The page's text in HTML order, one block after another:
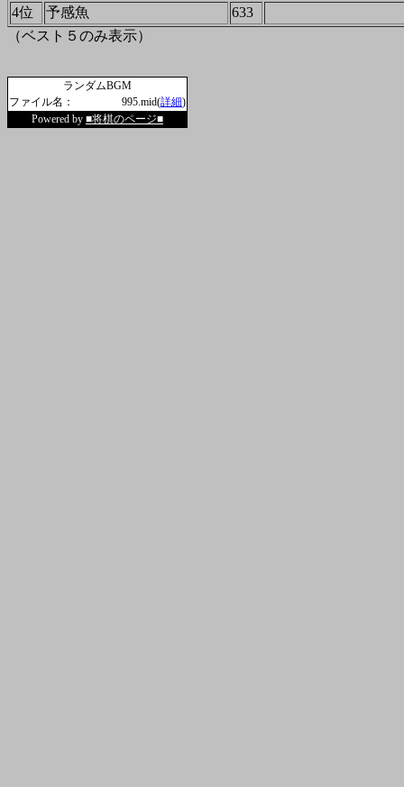
4位
予感魚
633
（ベスト５のみ表示）
ランダムBGM
ファイル名：
995.mid(詳細)
Powered by ■将棋のページ■